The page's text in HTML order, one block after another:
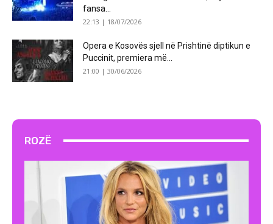
fansa...
22:13 | 18/07/2026
Opera e Kosovës sjell në Prishtinë diptikun e
Puccinit, premiera më...
21:00 | 30/06/2026
ROZË